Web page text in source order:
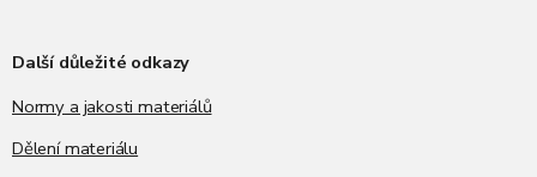
Další důležité odkazy
Normy a jakosti materiálů
Dělení materiálu